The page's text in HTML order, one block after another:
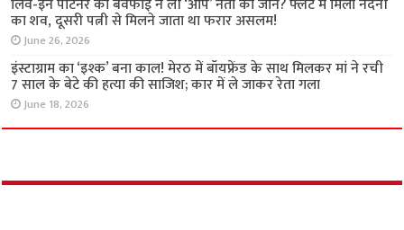
लिव-इन पार्टनर की बेवफाई ने ली ‘आप’ नेता की जान? फ्लैट में मिला नंदनी
का शव, दूसरी पत्नी से मिलने जाता था फरार असलम!
June 26, 2026
इंस्टाग्राम का ‘इश्क’ बना काल! मेरठ में बॉयफ्रेंड के साथ मिलकर मां ने रची
7 साल के बेटे की हत्या की साजिश; कार में ले जाकर रेता गला
June 18, 2026